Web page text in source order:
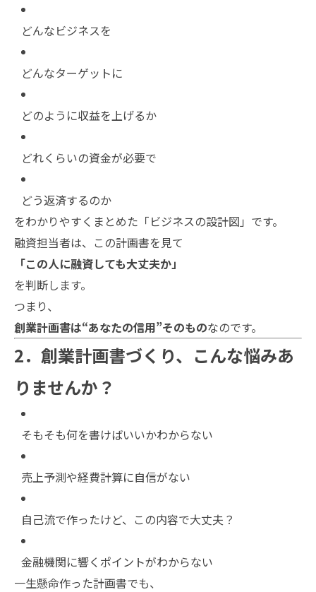
どんなビジネスを
どんなターゲットに
どのように収益を上げるか
どれくらいの資金が必要で
どう返済するのか
をわかりやすくまとめた「ビジネスの設計図」です。
融資担当者は、この計画書を見て
「この人に融資しても大丈夫か」
を判断します。
つまり、
創業計画書は“あなたの信用”そのものなのです。
2．創業計画書づくり、こんな悩みあ
りませんか？
そもそも何を書けばいいかわからない
売上予測や経費計算に自信がない
自己流で作ったけど、この内容で大丈夫？
金融機関に響くポイントがわからない
一生懸命作った計画書でも、